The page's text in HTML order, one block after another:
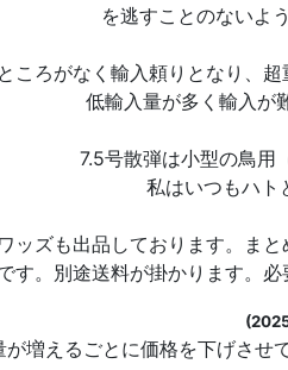
を逃すことのないよ
ころがなく輸入頼りとなり、
低輸入量が多く輸入が
7.5号散弾は小型の鳥用
私はいつもハト
ッズも出品しております。ま
す。別途送料が掛かります。
が増えるごとに価格を下げさせ